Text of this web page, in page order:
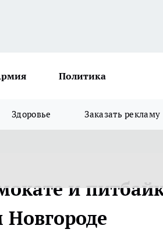
Политика
Здоровье Заказать рекламу
и